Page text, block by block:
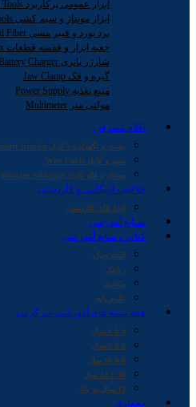
ابزار عمومی پرکاربرد General Tools
ابزار مونتاژ و سیم کشی Montage Wiring Tools
برد بورد و فیبر مسی Breadboard Fiber
جعبه ابزار و قفسه قطعات Tool & Component Box
شارژر باتری Battery Charger
گیره و فک Jaw Clamp
منبع تغذیه Power Supply
مولتی متر Multimeter
اقلام مصرفی
بست و نگهدارنده کابل Cable Holder Bracket
سیم و کابل Wire Cable
مونتاژ و قلع کاری Montage Soldering
خلاقیت اریگامی و کاردستی
ابزارهای کاردستی
صنایع آموزشی
کتاب و منابع آموزشی
الکترونیک
رباتیک
مکانیک
علوم پایه
همه بسته های آموزشی-سرگرمی
4 تا 6 سال
6 تا 8 سال
8 تا 10 سال
10 تا 12 سال
12 سال به بالا
معماری